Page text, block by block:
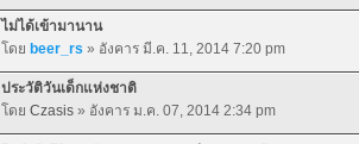
ไม่ได้เข้ามานาน
โดย beer_rs » อังคาร มี.ค. 11, 2014 7:20 pm
ประวัติวันเด็กแห่งชาติ
โดย Czasis » อังคาร ม.ค. 07, 2014 2:34 pm